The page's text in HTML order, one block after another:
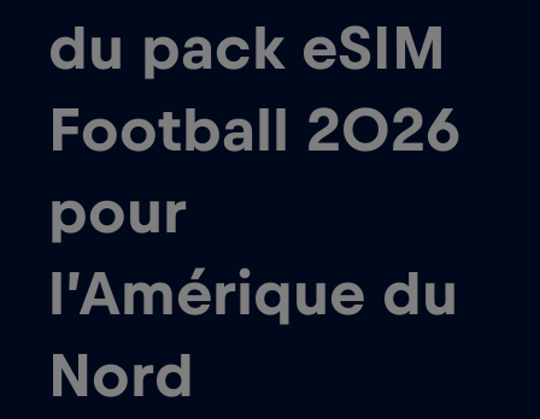
du pack eSIM
Football 2026
pour
l’Amérique du
Nord